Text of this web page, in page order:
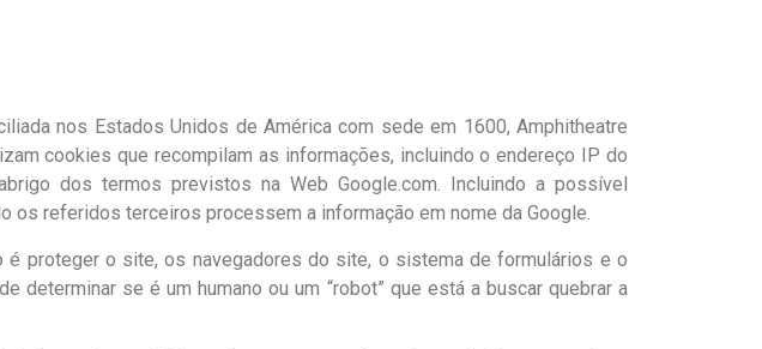
nos Estados Unidos de América com sede em 1600, Amphitheatre
cookies que recompilam as informações, incluindo o endereço IP do
dos termos previstos na Web Google.com. Incluindo a possível
referidos terceiros processem a informação em nome da Google.
é proteger o site, os navegadores do site, o sistema de formulários e o
determinar se é um humano ou um “robot” que está a buscar quebrar a